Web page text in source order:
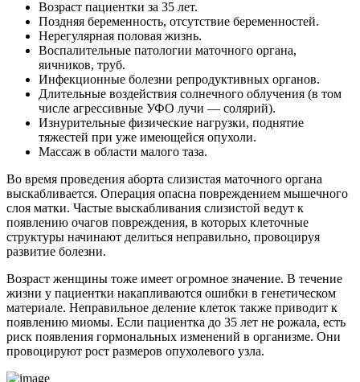
Возраст пациентки за 35 лет.
Поздняя беременность, отсутствие беременностей.
Нерегулярная половая жизнь.
Воспалительные патологии маточного органа,
яичников, труб.
Инфекционные болезни репродуктивных органов.
Длительные воздействия солнечного облучения (в том
числе агрессивные УФО лучи — солярий).
Изнурительные физические нагрузки, поднятие
тяжестей при уже имеющейся опухоли.
Массаж в области малого таза.
Во время проведения аборта слизистая маточного органа
выскабливается. Операция опасна повреждением мышечного
слоя матки. Частые выскабливания слизистой ведут к
появлению очагов повреждения, в которых клеточные
структуры начинают делиться неправильно, провоцируя
развитие болезни.
Возраст женщины тоже имеет огромное значение. В течение
жизни у пациентки накапливаются ошибки в генетическом
материале. Неправильное деление клеток также приводит к
появлению миомы. Если пациентка до 35 лет не рожала, есть
риск появления гормональных изменений в организме. Они
провоцируют рост размеров опухолевого узла.